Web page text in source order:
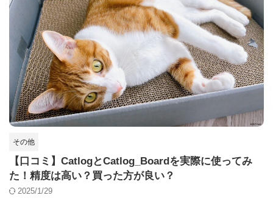
その他
【口コミ】CatlogとCatlog_Boardを実際に使ってみ
た！精度は高い？買った方が良い？
2025/1/29